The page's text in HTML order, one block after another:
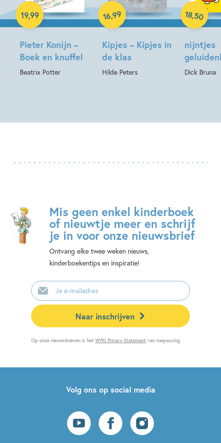
Pieter Konijn –
Boek en knuffel
Beatrix Potter
19,99
Hardcover
Kipjes – Kipjes in
de klas
Hilde Peters
16,99
Hardcover
nijntjes
Dick Bruna
18,50
Hardcover
Mis geen enkel kinderboek
of nieuwtje meer en schrijf
je in voor onze nieuwsbrief
Ontvang elke twee weken nieuws,
kinderboekentips en inspiratie!
E-
mailadres
Naar inschrijven
Op onze nieuwsbrieven is hetWPG Privacy Statement van toepassing.
Volg ons op social media